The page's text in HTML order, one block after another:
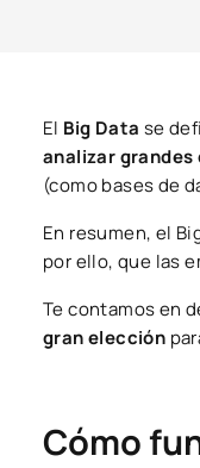
El Big Data se
analizar
(como bases de
En resumen, el
por ello, que las
Te contamos en
gran elección
Cómo